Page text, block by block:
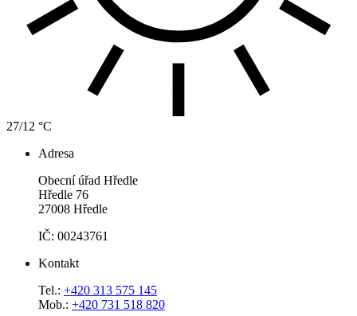
27/12 °C
Adresa
Obecní úřad Hředle
Hředle 76
27008 Hředle
IČ: 00243761
Kontakt
Tel.: +420 313 575 145
Mob.: +420 731 518 820